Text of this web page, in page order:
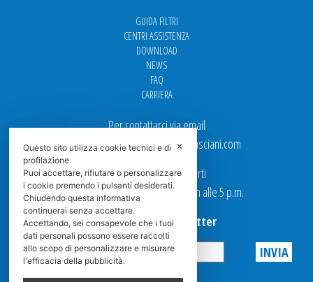
GUIDA FILTRI
CENTRI ASSISTENZA
DOWNLOAD
NEWS
FAQ
CARRIERA
Per contattarci via email
Ufficio Vendite: italy.sales@spasciani.com
I nostri uffici sono aperti
dal Lunedi al Venerdi dalle 9 a.m alle 5 p.m.
Iscriviti alla Newsletter
Privacy
✕
Questo sito utilizza cookie tecnici e di
profilazione.
Puoi accettare, rifiutare o personalizzare
i cookie premendo i pulsanti desiderati.
Chiudendo questa informativa
continuerai senza accettare.
Accettando, sei consapevole che i tuoi
dati personali possono essere raccolti
allo scopo di personalizzare e misurare
l'efficacia della pubblicità.